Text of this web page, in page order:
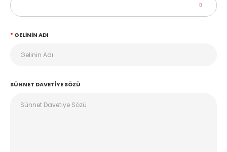
GELININ ADI
SÜNNET DAVETIYE SÖZÜ